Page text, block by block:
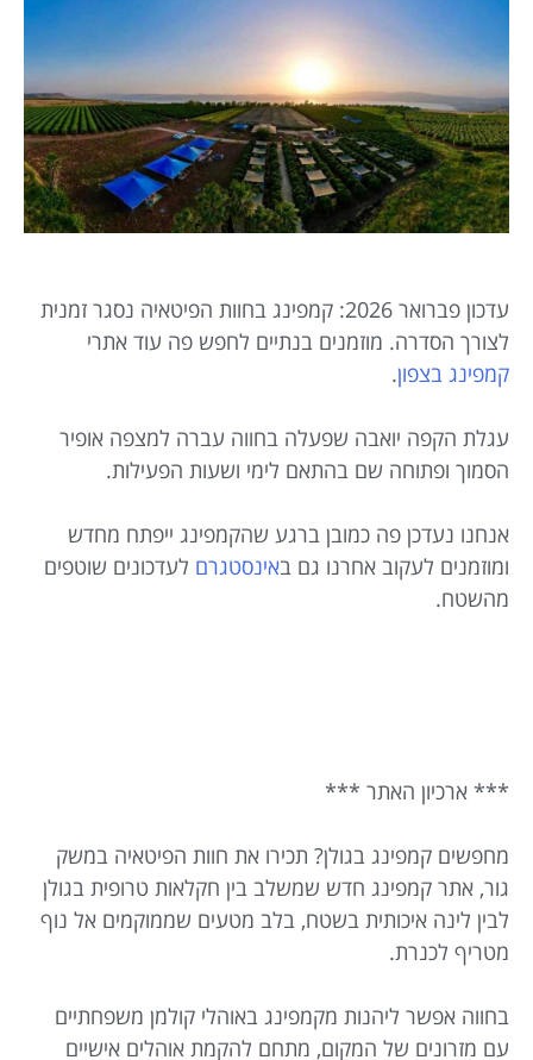
עדכון פברואר 2026: קמפינג בחוות הפיטאיה נסגר זמנית
לצורך הסדרה. מוזמנים בנתיים לחפש פה עוד אתרי
קמפינג בצפון.
עגלת הקפה יואבה שפעלה בחווה עברה למצפה אופיר
הסמוך ופתוחה שם בהתאם לימי ושעות הפעילות.
אנחנו נעדכן פה כמובן ברגע שהקמפינג ייפתח מחדש
ומוזמנים לעקוב אחרנו גם באינסטגרם לעדכונים שוטפים
מהשטח.
*** ארכיון האתר ***
מחפשים קמפינג בגולן? תכירו את חוות הפיטאיה במשק
גור, אתר קמפינג חדש שמשלב בין חקלאות טרופית בגולן
לבין לינה איכותית בשטח, בלב מטעים שממוקמים אל נוף
מטריף לכנרת.
בחווה אפשר ליהנות מקמפינג באוהלי קולמן משפחתיים
עם מזרונים של המקום, מתחם להקמת אוהלים אישיים